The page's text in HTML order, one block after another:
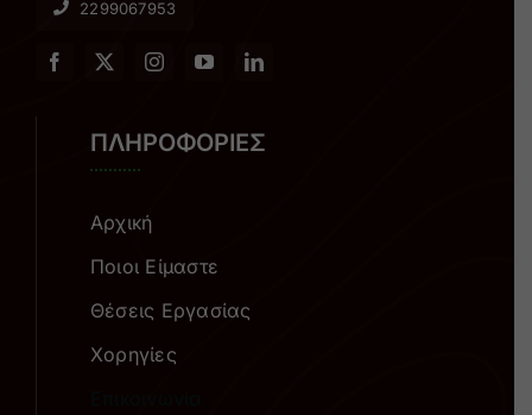
2299067953
ΠΛΗΡΟΦΟΡΙΕΣ
Αρχική
Ποιοι Είμαστε
Θέσεις Εργασίας
Χορηγίες